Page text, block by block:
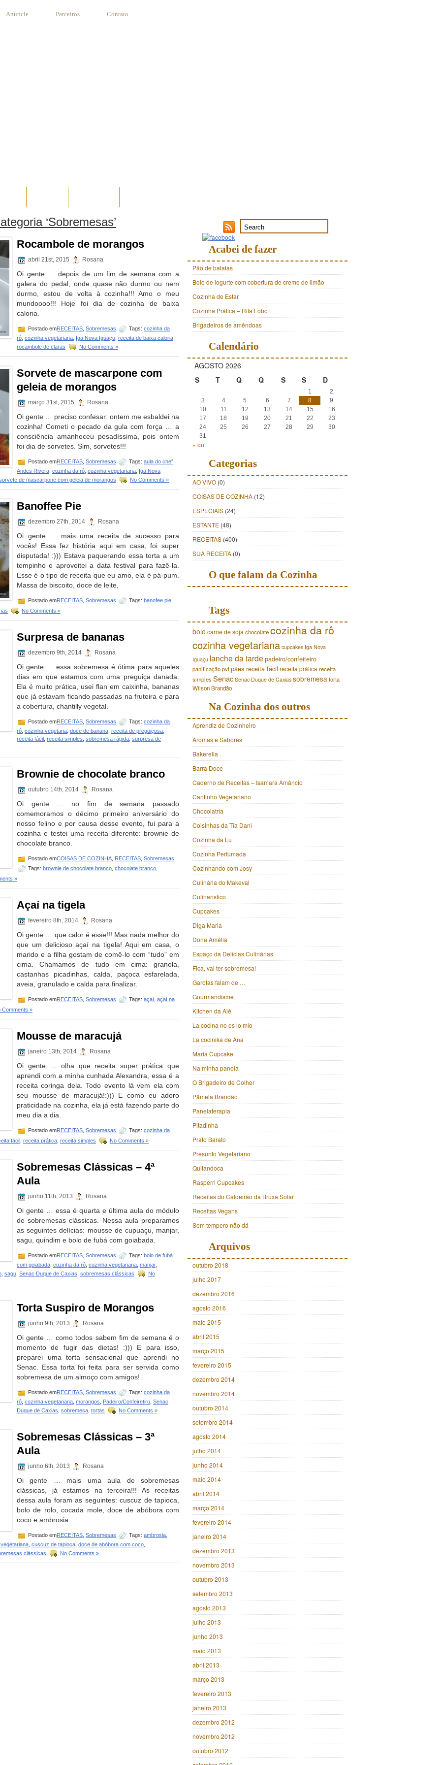
Anuncie Parceiros Contato
‘Sobremesas’
Rocambole de morangos
abril 21st, 2015 Rosana
Oi gente … depois de um fim de semana com a
galera do pedal, onde quase não durmo ou nem
durmo, estou de volta à cozinha!!! Amo o meu
mundoooo!!! Hoje foi dia de cozinha de baixa
caloria.
Postado emRECEITAS Sobremesas Tags: cozinha da
rô cozinha vegetariana Iga Nova Iguaçu receita de baixa caloria
rocambole de claras
No Comments »
Sorvete de mascarpone com
geleia de morangos
março 31st, 2015 Rosana
Oi gente … preciso confesar: ontem me esbaldei na
cozinha! Cometi o pecado da gula com força … a
consciência amanheceu pesadíssima, pois ontem
foi dia de sorvetes. Sim, sorvetes!!!
Postado emRECEITAS Sobremesas Tags: aula do chef
Andes Rivera cozinha da rô cozinha vegetariana Iga Nova
de mascarpone com geleia de morangos No Comments »
Banoffee Pie
dezembro 27th, 2014 Rosana
Oi gente … mais uma receita de sucesso para
vocês! Essa fez história aqui em casa, foi super
disputada! :))) Estava paquerando essa torta a um
tempinho e aproveitei a data festival para fazê-la.
Esse é o tipo de receita que eu amo, ela é pá-pum.
Massa de biscoito, doce de leite,
Postado emRECEITAS Sobremesas Tags: banofee pie
No Comments »
Surpresa de bananas
dezembro 9th, 2014 Rosana
Oi gente … essa sobremesa é ótima para aqueles
dias em que estamos com uma preguiça danada.
Ela é muito prática, usei flan em caixinha, bananas
que já estavam ficando passadas na fruteira e para
a cobertura, chantilly vegetal.
Postado emRECEITAS Sobremesas Tags: cozinha da
rô cozinha vegetaria doce de banana receita de preguiçosa
receita fácil receita simples sobremesa rápida surpresa de
Brownie de chocolate branco
outubro 14th, 2014 Rosana
Oi gente … no fim de semana passado
comemoramos o décimo primeiro aniversário do
nosso felino e por causa desse evento, fui para a
cozinha e testei uma receita diferente: brownie de
chocolate branco.
Postado emCOISAS DE COZINHA RECEITAS Sobremesas
Tags: brownie de chocolate branco chocolate branco
»
Açaí na tigela
fevereiro 8th, 2014 Rosana
Oi gente … que calor é esse!!! Mas nada melhor do
que um delicioso açaí na tigela! Aqui em casa, o
marido e a filha gostam de comê-lo com “tudo” em
cima. Chamamos de tudo em cima: granola,
castanhas picadinhas, calda, paçoca esfarelada,
aveia, granulado e calda para finalizar.
Postado emRECEITAS Sobremesas Tags: açaí açaí na
Comments »
Mousse de maracujá
janeiro 13th, 2014 Rosana
Oi gente … olha que receita super prática que
aprendi com a minha cunhada Alexandra, essa é a
receita coringa dela. Todo evento lá vem ela com
seu mousse de maracujá!:))) E como eu adoro
praticidade na cozinha, ela já está fazendo parte do
meu dia a dia.
Postado emRECEITAS Sobremesas Tags: cozinha da
fácil receita prática receita simples No Comments »
Sobremesas Clássicas – 4ª
Aula
junho 11th, 2013 Rosana
Oi gente … essa é quarta e última aula do módulo
de sobremesas clássicas. Nessa aula preparamos
as seguintes delícias: mousse de cupuaçu, manjar,
sagu, quindim e bolo de fubá com goiabada.
Postado emRECEITAS Sobremesas Tags: bolo de fubá
com goiabada cozinha da rô cozinha vegetariana manjar,
sagu Senac Duque de Caxias sobremesas clássicas
No
Torta Suspiro de Morangos
junho 9th, 2013 Rosana
Oi gente … como todos sabem fim de semana é o
momento de fugir das dietas! :))) E para isso,
preparei uma torta sensacional que aprendi no
Senac. Essa torta foi feita para ser servida como
sobremesa de um almoço com amigos!
Postado emRECEITAS Sobremesas Tags: cozinha da
rô cozinha vegetariana morangos Padeiro/Confeiretiro Senac
Duque de Caxias sobremesa tortas No Comments »
Sobremesas Clássicas – 3ª
Aula
junho 6th, 2013 Rosana
Oi gente … mais uma aula de sobremesas
clássicas, já estamos na terceira!!! As receitas
dessa aula foram as seguintes: cuscuz de tapioca,
bolo de rolo, cocada mole, doce de abóbora com
coco e ambrosia.
Postado emRECEITAS Sobremesas Tags: ambrosia
cuscuz de tapioca doce de abóbora com coco
clássicas No Comments »
Acabei de fazer
Pão de batatas
Bolo de iogurte com cobertura de creme de limão
Cozinha de Estar
Cozinha Prática – Rita Lobo
Brigadeiros de amêndoas
Calendário
AGOSTO 2026
S
T Q Q S S D
1
2
3
4 5 6 7 8
9
10
11 12 13 14 15
16
17
18 19 20 21 22
23
24
25 26 27 28 29
30
31
« out
Categorias
AO VIVO (0)
COISAS DE COZINHA (12)
ESPECIAIS (24)
ESTANTE (48)
RECEITAS (400)
SUA RECEITA (0)
O que falam da Cozinha
Tags
bolo carne de soja chocolatecozinha da rô
cozinha vegetariana cupcakes Iga Nova
Iguaçu lanche da tarde padeiro/confeiteiro
panificaçãopvtpães receita fácil receita prática receita
simplesSenac Senac Duque de Caxias sobremesatorta
Wilson Brandão
Na Cozinha dos outros
Aprendiz de Cozinheiro
Aromas e Sabores
Bakerella
Barra Doce
Caderno de Receitas – Isamara Amâncio
Cantinho Vegetariano
Chocolatria
Coisinhas da Tia Dani
Cozinha da Lu
Cozinha Perfumada
Cozinhando com Josy
Culinária do Makeval
Culinaristico
Cupcakes
Diga Maria
Dona Amélia
Espaço da Delícias Culinárias
Fica, vai ter sobremesa!
Garotas falam de …
Gourmandisme
Kitchen da Alê
La cocina no es lo mio
La cocinika de Ana
Maria Cupcake
Na minha panela
O Brigadeiro de Colher
Pâmela Brandão
Panelaterapia
Pitadinha
Prato Barato
Presunto Vegetariano
Quitandoca
Rasperri Cupcakes
Receitas do Caldeirão da Bruxa Solar
Receitas Vegans
Sem tempero não dá
Arquivos
outubro 2018
julho 2017
dezembro 2016
agosto 2016
maio 2015
abril 2015
março 2015
fevereiro 2015
dezembro 2014
novembro 2014
outubro 2014
setembro 2014
agosto 2014
julho 2014
junho 2014
maio 2014
abril 2014
março 2014
fevereiro 2014
janeiro 2014
dezembro 2013
novembro 2013
outubro 2013
setembro 2013
agosto 2013
julho 2013
junho 2013
maio 2013
abril 2013
março 2013
fevereiro 2013
janeiro 2013
dezembro 2012
novembro 2012
outubro 2012